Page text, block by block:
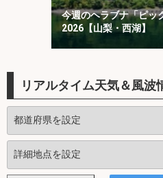
今週のヘラブナ「ピッ
2026【山梨・西湖】
リアルタイム天気＆風波